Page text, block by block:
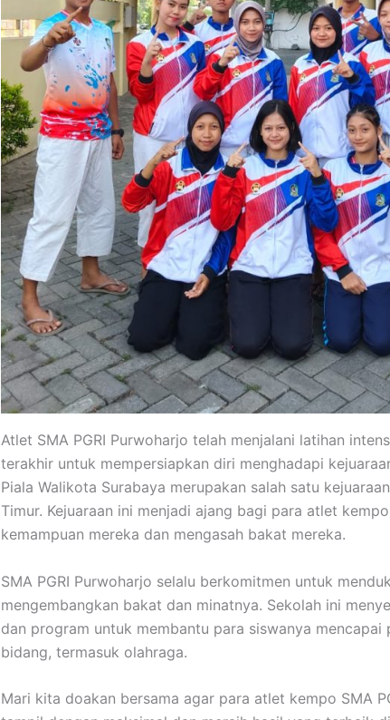
Atlet SMA PGRI Purwoharjo telah menjalani latihan
terakhir untuk mempersiapkan diri menghadapi
Piala Walikota Surabaya merupakan salah satu
Timur. Kejuaraan ini menjadi ajang bagi para atlet
kemampuan mereka dan mengasah bakat mereka.
SMA PGRI Purwoharjo selalu berkomitmen untuk
mengembangkan bakat dan minatnya. Sekolah ini
dan program untuk membantu para siswanya mencapai
bidang, termasuk olahraga.
Mari kita doakan bersama agar para atlet kempo SMA